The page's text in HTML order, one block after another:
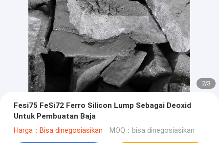
2/3
Fesi75 FeSi72 Ferro Silicon Lump Sebagai Deoxid
Untuk Pembuatan Baja
Harga：Bisa dinegosiasikan MOQ：bisa dinegosiasikan